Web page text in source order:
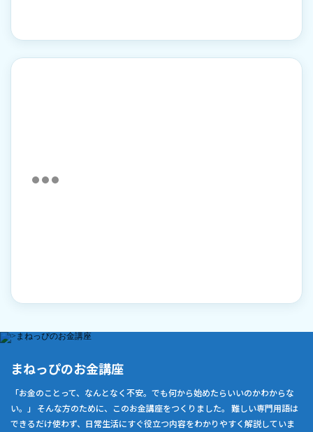
まねっぴのお金講座
「お金のことって、なんとなく不安。でも何から始めたらいいのかわからな
い。」 そんな方のために、このお金講座をつくりました。 難しい専門用語は
できるだけ使わず、日常生活にすぐ役立つ内容をわかりやすく解説していま